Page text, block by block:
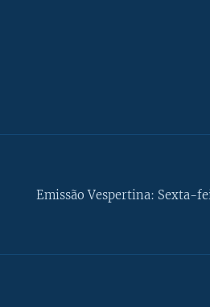
Emissão Vespertina: Sexta-